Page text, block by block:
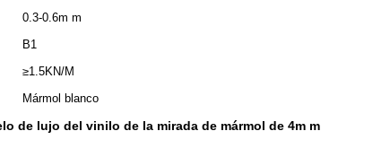
0.3-0.6m m
B1
≥1.5KN/M
Mármol blanco
de lujo del vinilo de la mirada de mármol de 4m m